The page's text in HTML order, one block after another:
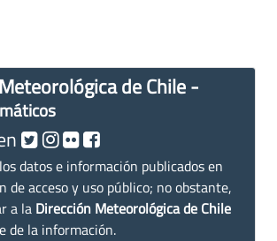
de Chile -
datos e información publicados en
de acceso y uso público; no obstante,
a la Dirección Meteorológica de Chile
de la información.